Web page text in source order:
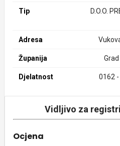
Tip
D.O.O.
Adresa
Županija
Djelatnost
0162
Vidljivo za
Ocjena